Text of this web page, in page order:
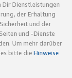
Dir Dienstleistungen
der Erhaltung
und der
und -Dienste
Um mehr darüber
bitte die Hinweise